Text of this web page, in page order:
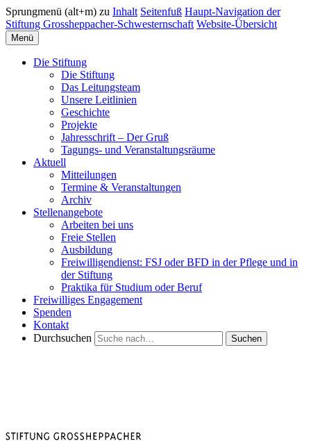
Sprungmenü (alt+m) zu Inhalt Seitenfuß Haupt-Navigation der
Stiftung Grossheppacher-Schwesternschaft Website-Übersicht
Menü
Die Stiftung
Die Stiftung
Das Leitungsteam
Unsere Leitlinien
Geschichte
Projekte
Jahresschrift – Der Gruß
Tagungs- und Veranstaltungsräume
Aktuell
Mitteilungen
Termine & Veranstaltungen
Archiv
Stellenangebote
Arbeiten bei uns
Freie Stellen
Ausbildung
Freiwilligendienst: FSJ oder BFD in der Pflege und in
der Stiftung
Praktika für Studium oder Beruf
Freiwilliges Engagement
Spenden
Kontakt
Durchsuchen
Suchen